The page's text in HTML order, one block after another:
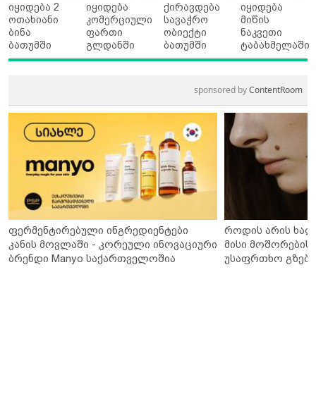
იყიდება 2
ოთახიანი
ბინა
ბათუმში
იყიდება
კომერციული
ფართი
გლდანში
ქირავდება
სავაჭრო
ობიექტი
ბათუმში
იყიდება
მიწის
ნაკვეთი
ტაბახმელაში
sponsored byContentRoom
ფერმენტირებული ინგრედიენტები
კანის მოვლაში - კორეული ინოვაციური
ბრენდი Manyo საქართველოშია
როდის არის
მისი მოშორების
უსაფრთხო გზები